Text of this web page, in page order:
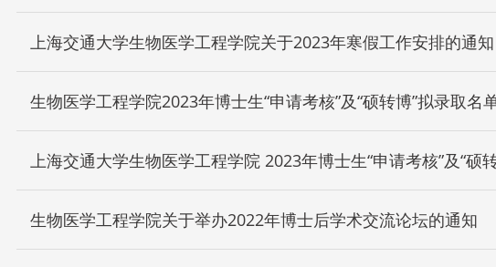
上海交通大学生物医学工程学院关于2023年寒假工作安排的通知
生物医学工程学院2023年博士生“申请考核”及“硕转博”拟录取名
上海交通大学生物医学工程学院 2023年博士生“
生物医学工程学院关于举办2022年博士后学术交流论坛的通知